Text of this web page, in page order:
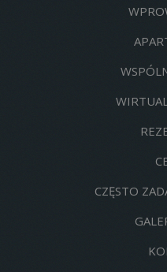
CZĘSTO